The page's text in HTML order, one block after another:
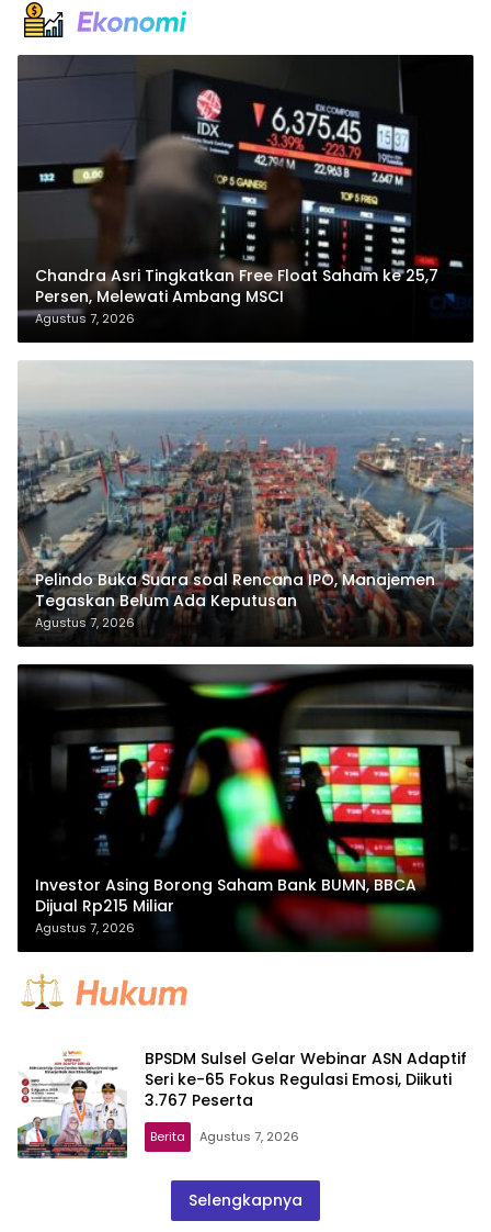
Chandra Asri Tingkatkan Free Float Saham ke 25,7
Persen, Melewati Ambang MSCI
Agustus 7, 2026
Pelindo Buka Suara soal Rencana IPO, Manajemen
Tegaskan Belum Ada Keputusan
Agustus 7, 2026
Investor Asing Borong Saham Bank BUMN, BBCA
Dijual Rp215 Miliar
Agustus 7, 2026
BPSDM Sulsel Gelar Webinar ASN Adaptif
Seri ke-65 Fokus Regulasi Emosi, Diikuti
3.767 Peserta
Berita Agustus 7, 2026
Selengkapnya